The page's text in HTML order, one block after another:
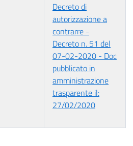
Decreto di
autorizzazione a
contrarre -
Decreto n. 51 del
07-02-2020 - Doc
pubblicato in
amministrazione
trasparente il:
27/02/2020